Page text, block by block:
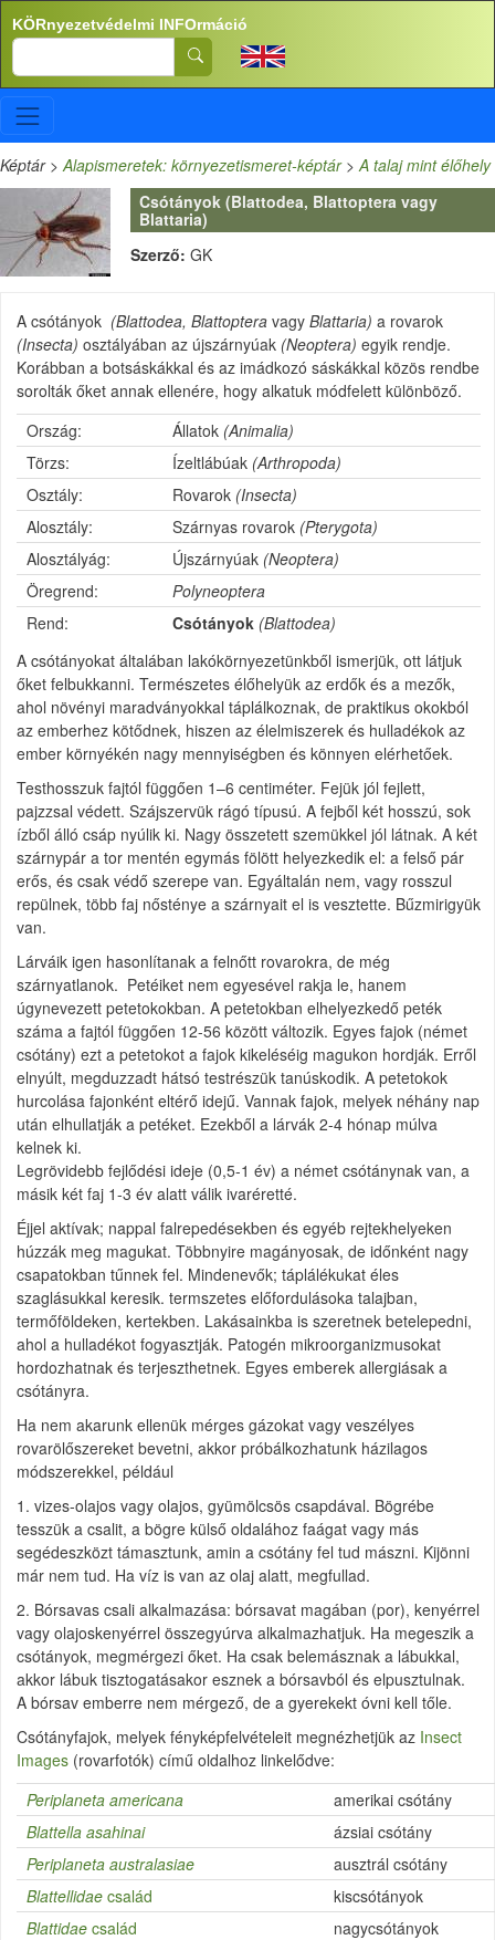
Ugrás a tartalomra
KÖRnyezetvédelmi INFOrmáció
Search
Képtár>Alapismeretek: környezetismeret-képtár>A talaj mint élőhely
Csótányok (Blattodea, Blattoptera vagy
Blattaria)
Szerző: GK
A csótányok (Blattodea, Blattoptera vagy Blattaria) a rovarok
(Insecta) osztályában az újszárnyúak (Neoptera) egyik rendje.
Korábban a botsáskákkal és az imádkozó sáskákkal közös rendbe
sorolták őket annak ellenére, hogy alkatuk módfelett különböző.
Ország:
Állatok (Animalia)
Törzs:
Ízeltlábúak (Arthropoda)
Osztály:
Rovarok (Insecta)
Alosztály:
Szárnyas rovarok (Pterygota)
Alosztályág:
Újszárnyúak (Neoptera)
Öregrend:
Polyneoptera
Rend:
Csótányok (Blattodea)
A csótányokat általában lakókörnyezetünkből ismerjük, ott látjuk
őket felbukkanni. Természetes élőhelyük az erdők és a mezők,
ahol növényi maradványokkal táplálkoznak, de praktikus okokból
az emberhez kötődnek, hiszen az élelmiszerek és hulladékok az
ember környékén nagy mennyiségben és könnyen elérhetőek.
Testhosszuk fajtól függően 1–6 centiméter. Fejük jól fejlett,
pajzzsal védett. Szájszervük rágó típusú. A fejből két hosszú, sok
ízből álló csáp nyúlik ki. Nagy összetett szemükkel jól látnak. A két
szárnypár a tor mentén egymás fölött helyezkedik el: a felső pár
erős, és csak védő szerepe van. Egyáltalán nem, vagy rosszul
repülnek, több faj nősténye a szárnyait el is vesztette. Bűzmirigyük
van.
Lárváik igen hasonlítanak a felnőtt rovarokra, de még
szárnyatlanok. Petéiket nem egyesével rakja le, hanem
úgynevezett petetokokban. A petetokban elhelyezkedő peték
száma a fajtól függően 12-56 között változik. Egyes fajok (német
csótány) ezt a petetokot a fajok kikeléséig magukon hordják. Erről
elnyúlt, megduzzadt hátsó testrészük tanúskodik. A petetokok
hurcolása fajonként eltérő idejű. Vannak fajok, melyek néhány nap
után elhullatják a petéket. Ezekből a lárvák 2-4 hónap múlva
kelnek ki.
Legrövidebb fejlődési ideje (0,5-1 év) a német csótánynak van, a
másik két faj 1-3 év alatt válik ivaréretté.
Éjjel aktívak; nappal falrepedésekben és egyéb rejtekhelyeken
húzzák meg magukat. Többnyire magányosak, de időnként nagy
csapatokban tűnnek fel. Mindenevők; táplálékukat éles
szaglásukkal keresik. termszetes előfordulásoka talajban,
termőföldeken, kertekben. Lakásainkba is szeretnek betelepedni,
ahol a hulladékot fogyasztják. Patogén mikroorganizmusokat
hordozhatnak és terjeszthetnek. Egyes emberek allergiásak a
csótányra.
Ha nem akarunk ellenük mérges gázokat vagy veszélyes
rovarölőszereket bevetni, akkor próbálkozhatunk házilagos
módszerekkel, például
1. vizes-olajos vagy olajos, gyümölcsös csapdával. Bögrébe
tesszük a csalit, a bögre külső oldalához faágat vagy más
segédeszközt támasztunk, amin a csótány fel tud mászni. Kijönni
már nem tud. Ha víz is van az olaj alatt, megfullad.
2. Bórsavas csali alkalmazása: bórsavat magában (por), kenyérrel
vagy olajoskenyérrel összegyúrva alkalmazhatjuk. Ha megeszik a
csótányok, megmérgezi őket. Ha csak belemásznak a lábukkal,
akkor lábuk tisztogatásakor esznek a bórsavból és elpusztulnak.
A bórsav emberre nem mérgező, de a gyerekekt óvni kell tőle.
Csótányfajok, melyek fényképfelvételeit megnézhetjük az Insect
Images (rovarfotók) című oldalhoz linkelődve:
Periplaneta americana
amerikai csótány
Blattella asahinai
ázsiai csótány
Periplaneta australasiae
ausztrál csótány
Blattellidae család
kiscsótányok
Blattidae család
nagycsótányok